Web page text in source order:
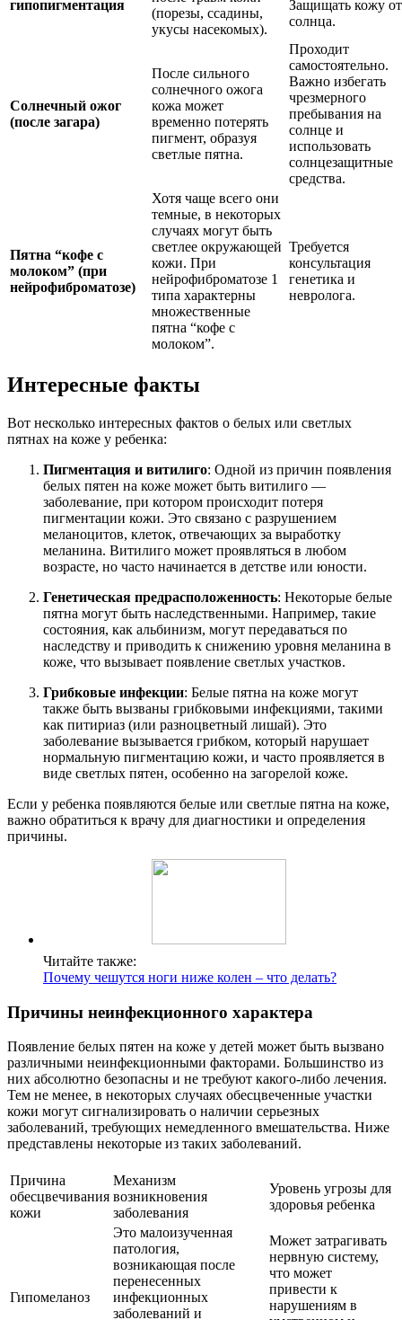
гипопигментация
(порезы, ссадины,
укусы насекомых).
Защищать кожу от
солнца.
Солнечный ожог
(после загара)
После сильного
солнечного ожога
кожа может
временно потерять
пигмент, образуя
светлые пятна.
Проходит
самостоятельно.
Важно избегать
чрезмерного
пребывания на
солнце и
использовать
солнцезащитные
средства.
Пятна “кофе с
молоком” (при
нейрофиброматозе)
Хотя чаще всего они
темные, в некоторых
случаях могут быть
светлее окружающей
кожи. При
нейрофиброматозе 1
типа характерны
множественные
пятна “кофе с
молоком”.
Требуется
консультация
генетика и
невролога.
Интересные факты
Вот несколько интересных фактов о белых или светлых
пятнах на коже у ребенка:
Пигментация и витилиго: Одной из причин появления
белых пятен на коже может быть витилиго —
заболевание, при котором происходит потеря
пигментации кожи. Это связано с разрушением
меланоцитов, клеток, отвечающих за выработку
меланина. Витилиго может проявляться в любом
возрасте, но часто начинается в детстве или юности.
Генетическая предрасположенность: Некоторые белые
пятна могут быть наследственными. Например, такие
состояния, как альбинизм, могут передаваться по
наследству и приводить к снижению уровня меланина в
коже, что вызывает появление светлых участков.
Грибковые инфекции: Белые пятна на коже могут
также быть вызваны грибковыми инфекциями, такими
как питириаз (или разноцветный лишай). Это
заболевание вызывается грибком, который нарушает
нормальную пигментацию кожи, и часто проявляется в
виде светлых пятен, особенно на загорелой коже.
Если у ребенка появляются белые или светлые пятна на коже,
важно обратиться к врачу для диагностики и определения
причины.
Читайте также:
Почему чешутся ноги ниже колен – что делать?
Причины неинфекционного характера
Появление белых пятен на коже у детей может быть вызвано
различными неинфекционными факторами. Большинство из
них абсолютно безопасны и не требуют какого-либо лечения.
Тем не менее, в некоторых случаях обесцвеченные участки
кожи могут сигнализировать о наличии серьезных
заболеваний, требующих немедленного вмешательства. Ниже
представлены некоторые из таких заболеваний.
Причина
обесцвечивания
кожи
Механизм
возникновения
заболевания
Уровень угрозы для
здоровья ребенка
Гипомеланоз
Это малоизученная
патология,
возникающая после
перенесенных
инфекционных
заболеваний и
Может затрагивать
нервную систему,
что может
привести к
нарушениям в